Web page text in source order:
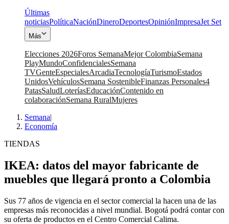
Últimas
noticiasPolíticaNaciónDineroDeportesOpiniónImpresaJet Set
Más
Elecciones 2026Foros SemanaMejor ColombiaSemana
PlayMundoConfidencialesSemana
TVGenteEspecialesArcadiaTecnologíaTurismoEstados
UnidosVehículosSemana SostenibleFinanzas Personales4
PatasSaludLoteríasEducaciónContenido en
colaboraciónSemana RuralMujeres
Semana|
Economía
TIENDAS
IKEA: datos del mayor fabricante de
muebles que llegará pronto a Colombia
Sus 77 años de vigencia en el sector comercial la hacen una de las
empresas más reconocidas a nivel mundial. Bogotá podrá contar con
su oferta de productos en el Centro Comercial Calima.